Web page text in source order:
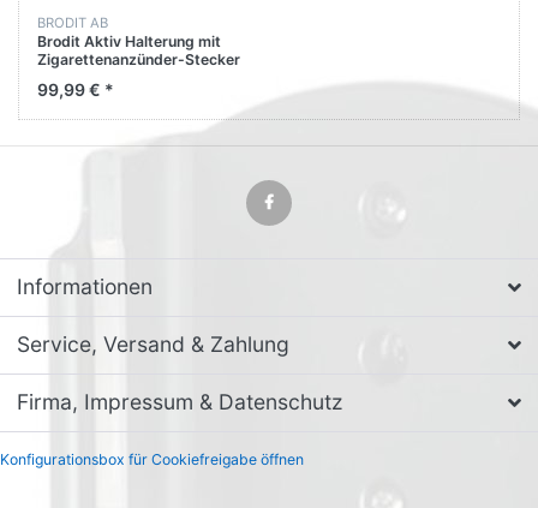
BRODIT AB
Brodit Aktiv Halterung mit
Zigarettenanzünder-Stecker
99,99 € *
Informationen
Service, Versand & Zahlung
Firma, Impressum & Datenschutz
Konfigurationsbox für Cookiefreigabe öffnen